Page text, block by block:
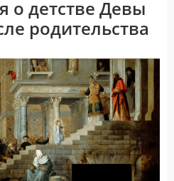
о детстве Девы
родительства